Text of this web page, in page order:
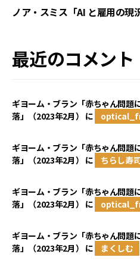
ノア・スミス「AI と雇用の現
最近のコメント
ギヨーム・ブラン「赤ちゃん問題
落」（2023年2月） に
ギヨーム・ブラン「赤ちゃん問題
落」（2023年2月） に ちらし寿
ギヨーム・ブラン「赤ちゃん問題
落」（2023年2月） に
ギヨーム・ブラン「赤ちゃん問題
落」（2023年2月） に まくしむ